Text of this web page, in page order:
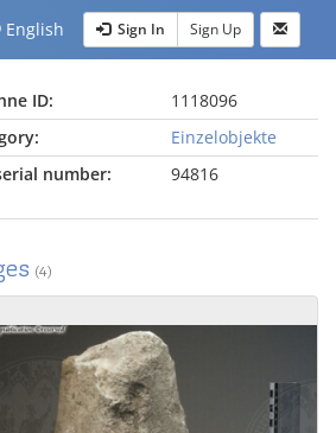
English Sign In Sign Up
ID:
1118096
Einzelobjekte
number:
94816
(4)